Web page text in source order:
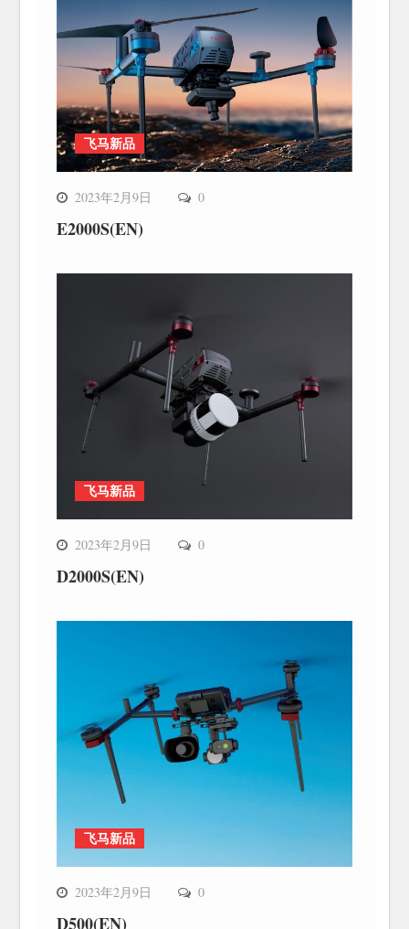
飞马新品
2023年2月9日 0
E2000S(EN)
飞马新品
2023年2月9日 0
D2000S(EN)
飞马新品
2023年2月9日 0
D500(EN)